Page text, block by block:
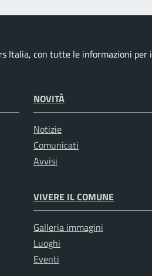
Italia, con tutte le informazioni per i
NOVITÀ
Notizie
Comunicati
Avvisi
VIVERE IL COMUNE
Galleria immagini
Luoghi
Eventi